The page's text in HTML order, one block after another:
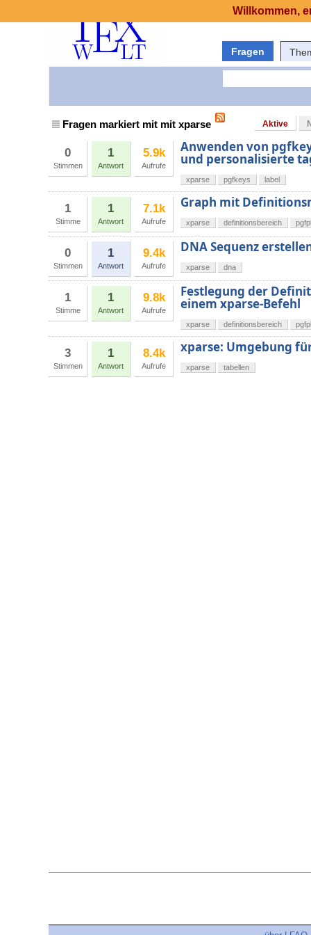
Fragen
Fragen markiert mit mit xparse Aktive
0
Stimmen
1
Antwort
5.9k
Aufrufe
Anwenden von
und personalisierte
xparse pgfkeys label
1
Stimme
1
Antwort
7.1k
Aufrufe
Graph mit
xparse definitionsbereich
0
Stimmen
1
Antwort
9.4k
Aufrufe
DNA Sequenz
xparse dna
1
Stimme
1
Antwort
9.8k
Aufrufe
Festlegung der
einem xparse-Befehl
xparse definitionsbereich
3
Stimmen
1
Antwort
8.4k
Aufrufe
xparse: Umgebung
xparse tabellen
Willkommen,